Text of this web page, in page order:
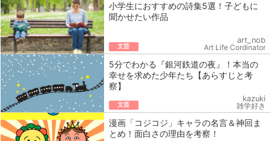
小学生におすすめの詩集5選！子どもに
聞かせたい作品
文芸
art_nob
Art Life Cordinator
5分でわかる『銀河鉄道の夜』！本当の
幸せを求めた少年たち【あらすじと考
察】
文芸
kazuki
雑学好き
漫画「コジコジ」キャラの名言＆神回ま
とめ！面白さの理由を考察！